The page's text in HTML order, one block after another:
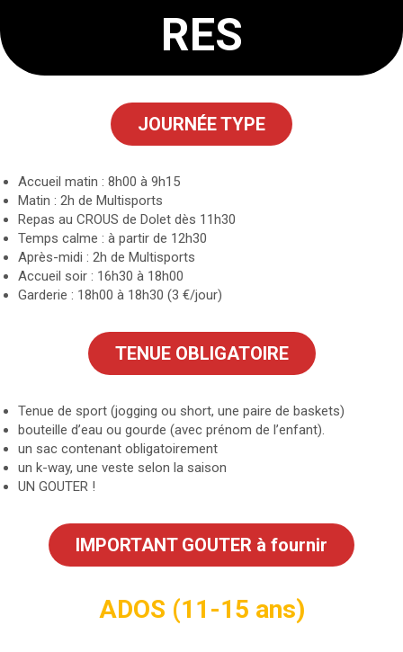
RES
JOURNÉE TYPE
Accueil matin : 8h00 à 9h15
Matin : 2h de Multisports
Repas au CROUS de Dolet dès 11h30
Temps calme : à partir de 12h30
Après-midi : 2h de Multisports
Accueil soir : 16h30 à 18h00
Garderie : 18h00 à 18h30 (3 €/jour)
TENUE OBLIGATOIRE
Tenue de sport (jogging ou short, une paire de baskets)
bouteille d’eau ou gourde (avec prénom de l’enfant).
un sac contenant obligatoirement
un k-way, une veste selon la saison
UN GOUTER !
IMPORTANT GOUTER à fournir
ADOS (11-15 ans)